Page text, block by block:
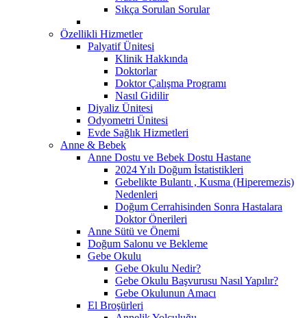
Sıkça Sorulan Sorular
Özellikli Hizmetler
Palyatif Ünitesi
Klinik Hakkında
Doktorlar
Doktor Çalışma Programı
Nasıl Gidilir
Diyaliz Ünitesi
Odyometri Ünitesi
Evde Sağlık Hizmetleri
Anne & Bebek
Anne Dostu ve Bebek Dostu Hastane
2024 Yılı Doğum İstatistikleri
Gebelikte Bulantı , Kusma (Hiperemezis)
Nedenleri
Doğum Cerrahisinden Sonra Hastalara
Doktor Önerileri
Anne Sütü ve Önemi
Doğum Salonu ve Bekleme
Gebe Okulu
Gebe Okulu Nedir?
Gebe Okulu Başvurusu Nasıl Yapılır?
Gebe Okulunun Amacı
El Broşürleri